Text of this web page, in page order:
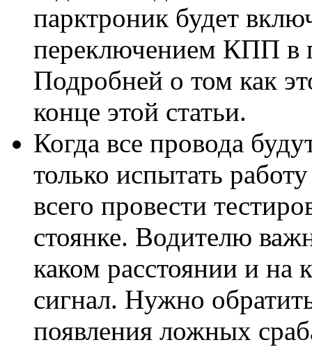
парктроник будет
переключением КПП в
Подробней о том как
конце этой статьи.
Когда все провода
только испытать
всего провести
стоянке. Водителю
каком расстоянии и на
сигнал. Нужно
появления ложных